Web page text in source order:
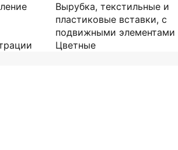
Вырубка, текстильные и
пластиковые вставки, с
подвижными элементами
Цветные